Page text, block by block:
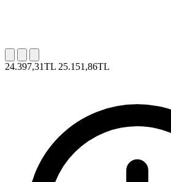
24.397,31TL 25.151,86TL